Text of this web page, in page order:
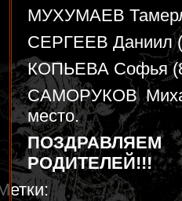
МУХУМАЕВ
СЕРГЕЕВ Даниил
КОПЬЕВА Софья
САМОРУКОВ
место.
РОДИТЕЛЕЙ!!!